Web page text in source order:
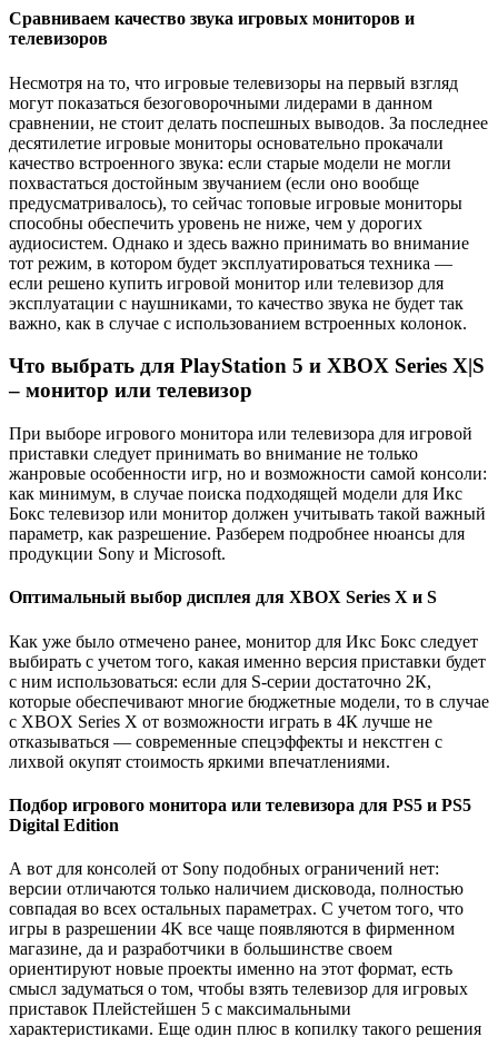
Сравниваем качество звука игровых мониторов и
телевизоров
Несмотря на то, что игровые телевизоры на первый взгляд
могут показаться безоговорочными лидерами в данном
сравнении, не стоит делать поспешных выводов. За последнее
десятилетие игровые мониторы основательно прокачали
качество встроенного звука: если старые модели не могли
похвастаться достойным звучанием (если оно вообще
предусматривалось), то сейчас топовые игровые мониторы
способны обеспечить уровень не ниже, чем у дорогих
аудиосистем. Однако и здесь важно принимать во внимание
тот режим, в котором будет эксплуатироваться техника —
если решено купить игровой монитор или телевизор для
эксплуатации с наушниками, то качество звука не будет так
важно, как в случае с использованием встроенных колонок.
Что выбрать для PlayStation 5 и XBOX Series X|S
– монитор или телевизор
При выборе игрового монитора или телевизора для игровой
приставки следует принимать во внимание не только
жанровые особенности игр, но и возможности самой консоли:
как минимум, в случае поиска подходящей модели для Икс
Бокс телевизор или монитор должен учитывать такой важный
параметр, как разрешение. Разберем подробнее нюансы для
продукции Sony и Microsoft.
Оптимальный выбор дисплея для XBOX Series X и S
Как уже было отмечено ранее, монитор для Икс Бокс следует
выбирать с учетом того, какая именно версия приставки будет
с ним использоваться: если для S-серии достаточно 2К,
которые обеспечивают многие бюджетные модели, то в случае
с XBOX Series X от возможности играть в 4К лучше не
отказываться — современные спецэффекты и некстген с
лихвой окупят стоимость яркими впечатлениями.
Подбор игрового монитора или телевизора для PS5 и PS5
Digital Edition
А вот для консолей от Sony подобных ограничений нет:
версии отличаются только наличием дисковода, полностью
совпадая во всех остальных параметрах. С учетом того, что
игры в разрешении 4K все чаще появляются в фирменном
магазине, да и разработчики в большинстве своем
ориентируют новые проекты именно на этот формат, есть
смысл задуматься о том, чтобы взять телевизор для игровых
приставок Плейстейшен 5 с максимальными
характеристиками. Еще один плюс в копилку такого решения